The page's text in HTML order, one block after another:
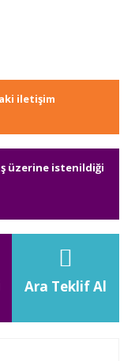
iletişim
üzerine istenildiği
Ara Teklif Al